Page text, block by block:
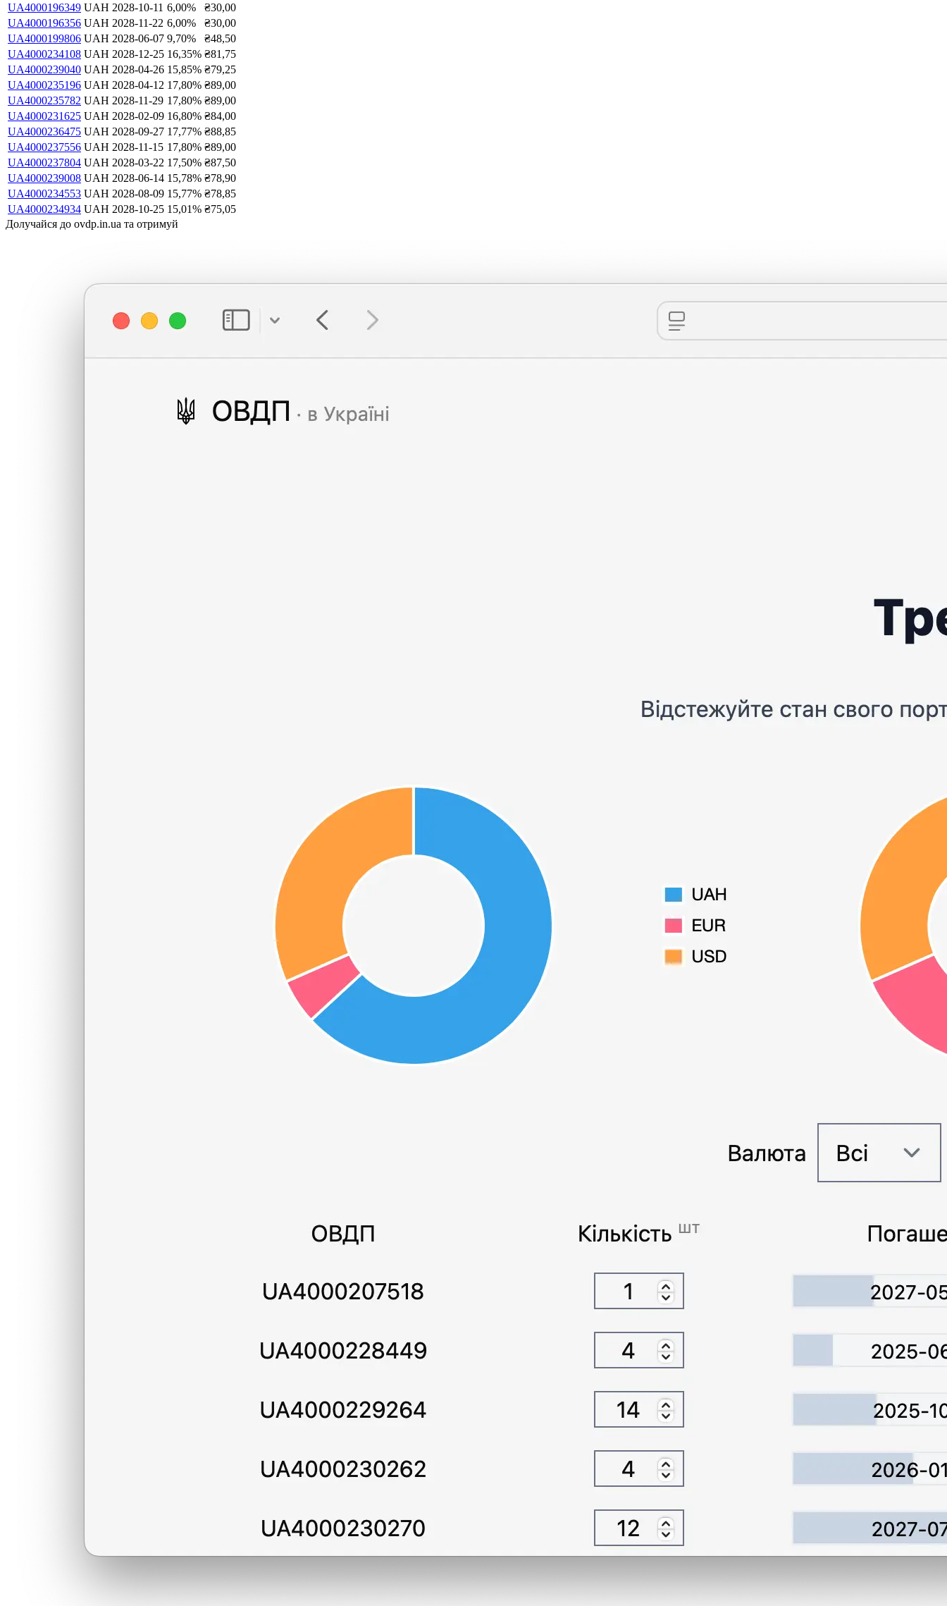
UA4000196349 UAH 2028-10-11 6,00% ₴30,00
UA4000196356 UAH 2028-11-22 6,00% ₴30,00
UA4000199806 UAH 2028-06-07 9,70% ₴48,50
UA4000234108 UAH 2028-12-25 16,35% ₴81,75
UA4000239040 UAH 2028-04-26 15,85% ₴79,25
UA4000235196 UAH 2028-04-12 17,80% ₴89,00
UA4000235782 UAH 2028-11-29 17,80% ₴89,00
UA4000231625 UAH 2028-02-09 16,80% ₴84,00
UA4000236475 UAH 2028-09-27 17,77% ₴88,85
UA4000237556 UAH 2028-11-15 17,80% ₴89,00
UA4000237804 UAH 2028-03-22 17,50% ₴87,50
UA4000239008 UAH 2028-06-14 15,78% ₴78,90
UA4000234553 UAH 2028-08-09 15,77% ₴78,85
UA4000234934 UAH 2028-10-25 15,01% ₴75,05
Долучайся до ovdp.in.ua та отримуй